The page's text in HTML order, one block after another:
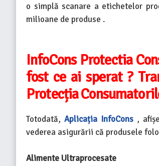
o simplă scanare a etichetelor
milioane de produse .
InfoCons Protectia
fost ce ai sperat ?
Protecția
Totodată, Aplicația InfoCons ,
vederea asigurării că produsele
Alimente Ultraprocesate